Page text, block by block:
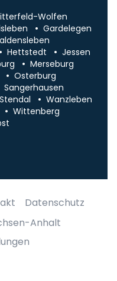
Wolfen
Gardelegen
Hettstedt
Jessen
Merseburg
Osterburg
Sangerhausen
Stendal
Wanzleben
Wittenberg
Datenschutz
Anhalt